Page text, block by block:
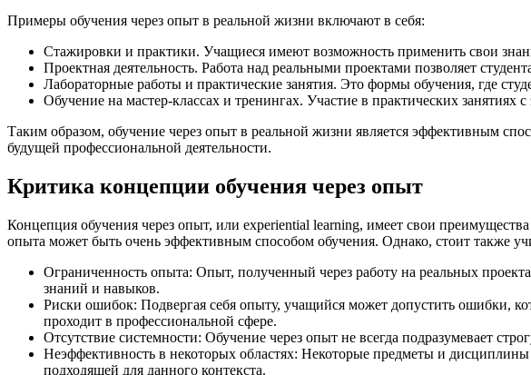
Примеры обучения через опыт в реальной жизни включают в себя:
Стажировки и практики. Учащиеся имеют возможность применить свои
Проектная деятельность. Работа над реальными проектами позволяет
Лабораторные работы и практические занятия. Это формы обучения, где
Обучение на мастер-классах и тренингах. Участие в практических
Таким образом, обучение через опыт в реальной жизни является эффективным
будущей профессиональной деятельности.
Критика концепции обучения через опыт
Концепция обучения через опыт, или experiential learning, имеет свои
опыта может быть очень эффективным способом обучения. Однако, стоит также
Ограниченность опыта: Опыт, полученный через работу на реальных
знаний и навыков.
Риски ошибок: Подвергая себя опыту, учащийся может допустить ошибки,
проходит в профессиональной сфере.
Отсутствие системности: Обучение через опыт не всегда подразумевает
Неэффективность в некоторых областях: Некоторые предметы и дисциплины
подходящей для данного контекста.